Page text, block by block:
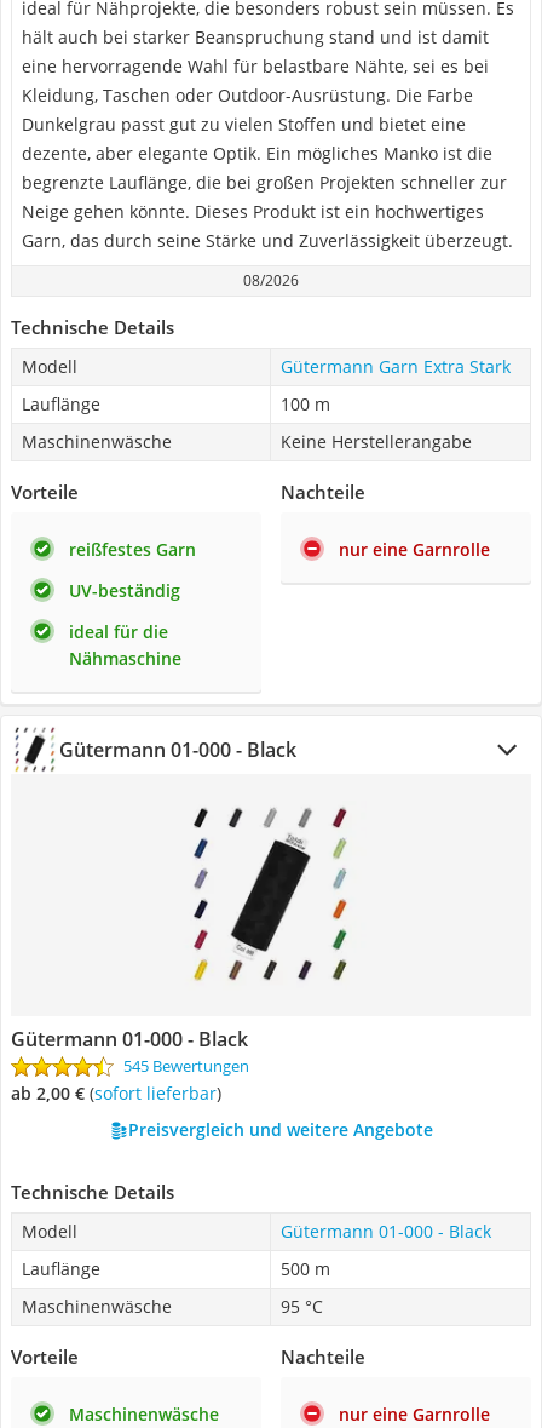
ideal für Nähprojekte, die besonders robust sein müssen. Es
hält auch bei starker Beanspruchung stand und ist damit
eine hervorragende Wahl für belastbare Nähte, sei es bei
Kleidung, Taschen oder Outdoor-Ausrüstung. Die Farbe
Dunkelgrau passt gut zu vielen Stoffen und bietet eine
dezente, aber elegante Optik. Ein mögliches Manko ist die
begrenzte Lauflänge, die bei großen Projekten schneller zur
Neige gehen könnte. Dieses Produkt ist ein hochwertiges
Garn, das durch seine Stärke und Zuverlässigkeit überzeugt.
08/2026
Technische Details
Modell
Gütermann Garn Extra Stark
Lauflänge
100 m
Maschinenwäsche
Keine Herstellerangabe
Vorteile
reißfestes Garn
UV-beständig
ideal für die
Nähmaschine
Nachteile
nur eine Garnrolle
Gütermann ‎01-000 - Black
Gütermann ‎01-000 - Black
545 Bewertungen
ab 2,00 € ( Sofort lieferbar)
Preisvergleich und weitere Angebote
Technische Details
Modell
Gütermann ‎01-000 - Black
Lauflänge
500 m
Maschinenwäsche
95 °C
Vorteile
Maschinenwäsche
Nachteile
nur eine Garnrolle